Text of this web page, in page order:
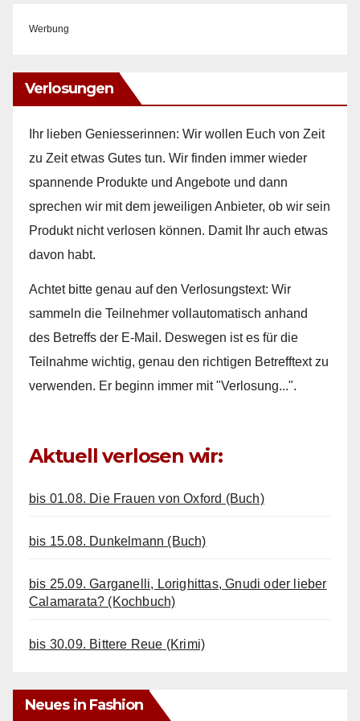
Werbung
Verlosungen
Ihr lieben Geniesserinnen: Wir wollen Euch von Zeit
zu Zeit etwas Gutes tun. Wir finden immer wieder
spannende Produkte und Angebote und dann
sprechen wir mit dem jeweiligen Anbieter, ob wir sein
Produkt nicht verlosen können. Damit Ihr auch etwas
davon habt.
Achtet bitte genau auf den Verlosungstext: Wir
sammeln die Teilnehmer vollautomatisch anhand
des Betreffs der E-Mail. Deswegen ist es für die
Teilnahme wichtig, genau den richtigen Betrefftext zu
verwenden. Er beginn immer mit "Verlosung...".
Aktuell verlosen wir:
bis 01.08. Die Frauen von Oxford (Buch)
bis 15.08. Dunkelmann (Buch)
bis 25.09. Garganelli, Lorighittas, Gnudi oder lieber
Calamarata? (Kochbuch)
bis 30.09. Bittere Reue (Krimi)
Neues in Fashion